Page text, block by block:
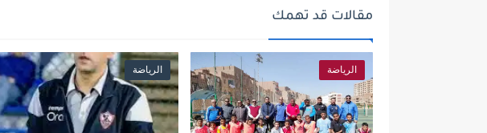
مقالات قد تهمك
الرياضة الرياضة